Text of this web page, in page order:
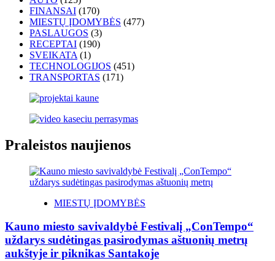
FINANSAI (170)
MIESTŲ ĮDOMYBĖS (477)
PASLAUGOS (3)
RECEPTAI (190)
SVEIKATA (1)
TECHNOLOGIJOS (451)
TRANSPORTAS (171)
Praleistos naujienos
MIESTŲ ĮDOMYBĖS
Kauno miesto savivaldybė Festivalį „ConTempo“
uždarys sudėtingas pasirodymas aštuonių metrų
aukštyje ir piknikas Santakoje